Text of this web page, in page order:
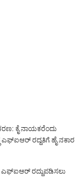
ಕೈ ನಾಯಕರೆಂದು
ರದ್ದತಿಗೆ ಹೈ ನಕಾರ
ಎಫ್‌ಐಆರ್ ರದ್ದುಪಡಿಸಲು